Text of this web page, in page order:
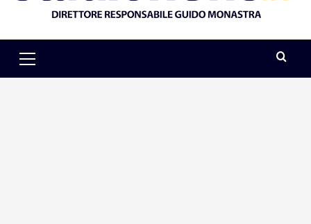
Menu